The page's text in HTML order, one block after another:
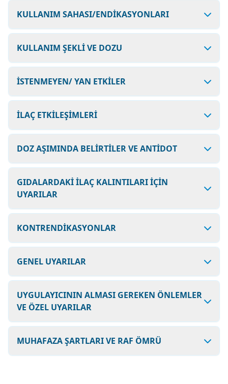
KULLANIM SAHASI/ENDİKASYONLARI
KULLANIM ŞEKLİ VE DOZU
İSTENMEYEN/ YAN ETKİLER
İLAÇ ETKİLEŞİMLERİ
DOZ AŞIMINDA BELİRTİLER VE ANTİDOT
GIDALARDAKİ İLAÇ KALINTILARI İÇİN
UYARILAR
KONTRENDİKASYONLAR
GENEL UYARILAR
UYGULAYICININ ALMASI GEREKEN ÖNLEMLER
VE ÖZEL UYARILAR
MUHAFAZA ŞARTLARI VE RAF ÖMRÜ